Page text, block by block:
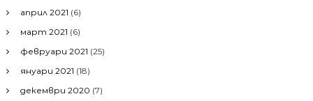
април 2021 (6)
март 2021 (6)
февруари 2021 (25)
януари 2021 (18)
декември 2020 (7)